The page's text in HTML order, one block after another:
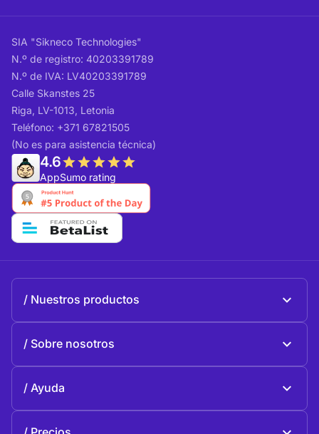
SIA "Sikneco Technologies"
N.º de registro: 40203391789
N.º de IVA: LV40203391789
Calle Skanstes 25
Riga, LV-1013, Letonia
Teléfono: +371 67821505
(No es para asistencia técnica)
4.6
AppSumo rating
Nuestros productos
Sobre nosotros
Historia
Ayuda